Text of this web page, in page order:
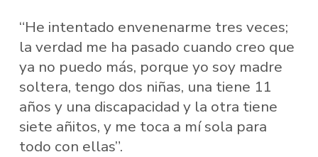
“He intentado envenenarme tres veces;
la verdad me ha pasado cuando creo que
ya no puedo más, porque yo soy madre
soltera, tengo dos niñas, una tiene 11
años y una discapacidad y la otra tiene
siete añitos, y me toca a mí sola para
todo con ellas”.